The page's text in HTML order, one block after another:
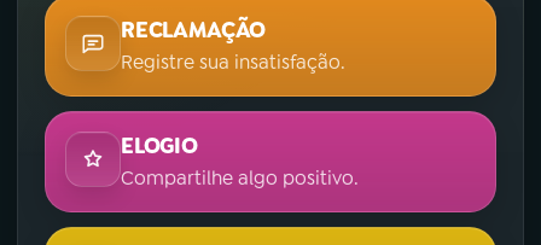
RECLAMAÇÃO
Registre sua insatisfação.
ELOGIO
Compartilhe algo positivo.